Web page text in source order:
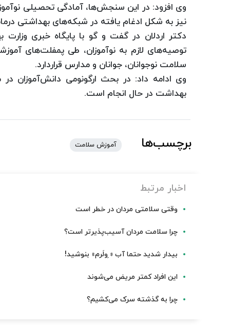
وی افزود: در این سنجش‌ها، آمادگی تحصیلی
نیز به شكل ادغام یافته در شبكه‌های بهداشتی
دكتر اردلان در گفت و گو با پایگاه خبری
توصیه‌های لازم به نوآموزان، طی پمفلت‌های
سلامت نوجوانان، جوانان و مدارس قراردارد.
وی ادامه داد: در بحث ارگونومی دانش‌آموزان
بهداشت در حال انجام است.
برچسب‌ها آموزش سلامت
اخبار مرتبط
وقتی سلامتی مردان در خطر است
چرا سلامت مردان آسیب‌پذیرتر است؟
بیدار شدید حتما آب « ِولَرم» بنوشید!
این افراد کمتر مریض می‌شوند
چرا به گذشته سرک می‌کشیم؟